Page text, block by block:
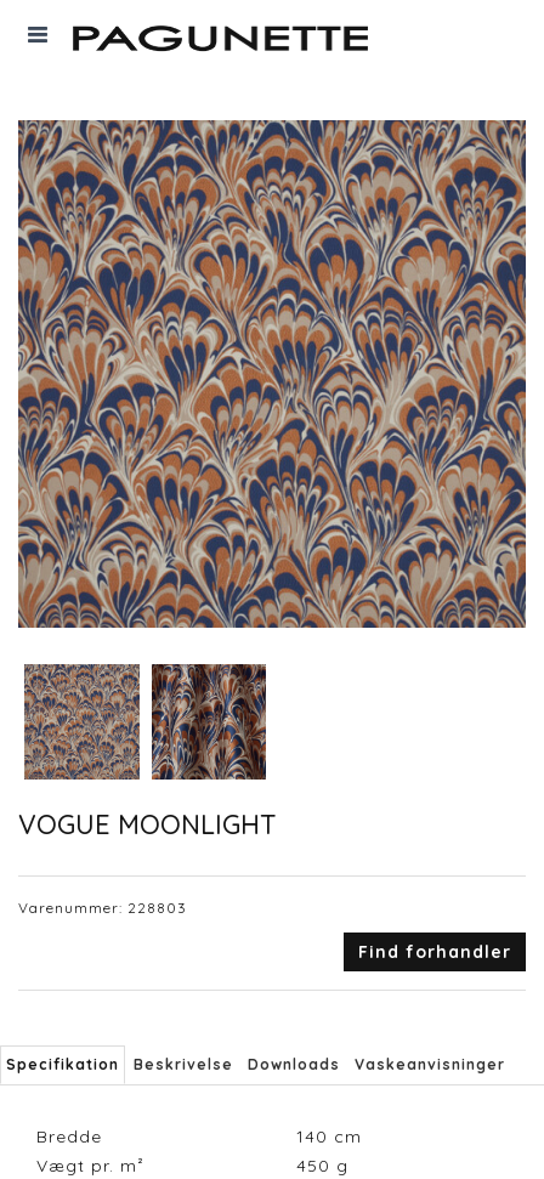
VOGUE MOONLIGHT
Varenummer: 228803
Find forhandler
Specifikation Beskrivelse Downloads Vaskeanvisninger
Bredde 140 cm
Vægt pr. m²
450 g